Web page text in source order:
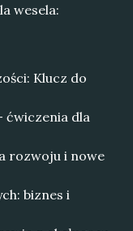
wesela:
Klucz do
ćwiczenia dla
rozwoju i nowe
biznes i